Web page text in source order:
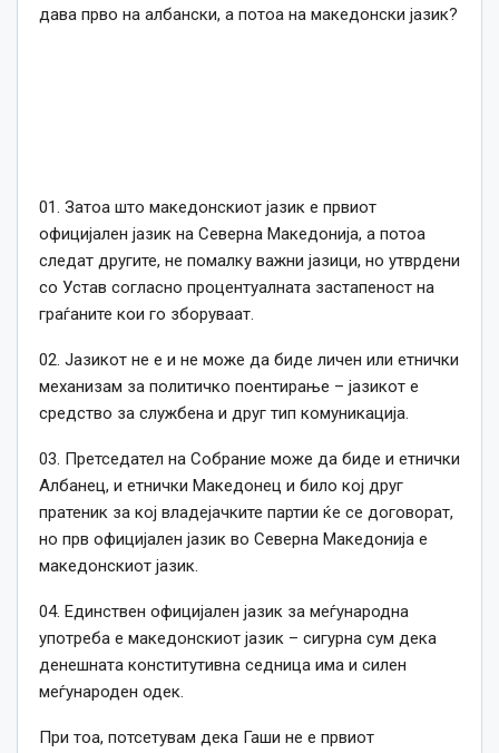
дава прво на албански, а потоа на македонски јазик?
01. Затоа што македонскиот јазик е првиот
официјален јазик на Северна Македонија, а потоа
следат другите, не помалку важни јазици, но утврдени
со Устав согласно процентуалната застапеност на
граѓаните кои го зборуваат.
02. Јазикот не е и не може да биде личен или етнички
механизам за политичко поентирање – јазикот е
средство за службена и друг тип комуникација.
03. Претседател на Собрание може да биде и етнички
Албанец, и етнички Македонец и било кој друг
пратеник за кој владејачките партии ќе се договорат,
но прв официјален јазик во Северна Македонија е
македонскиот јазик.
04. Единствен официјален јазик за меѓународна
употреба е македонскиот јазик – сигурна сум дека
денешната конститутивна седница има и силен
меѓународен одек.
При тоа, потсетувам дека Гаши не е првиот